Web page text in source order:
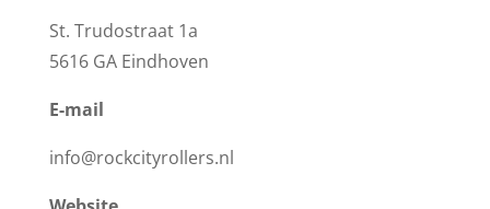
St. Trudostraat 1a
5616 GA Eindhoven
E-mail
info@rockcityrollers.nl